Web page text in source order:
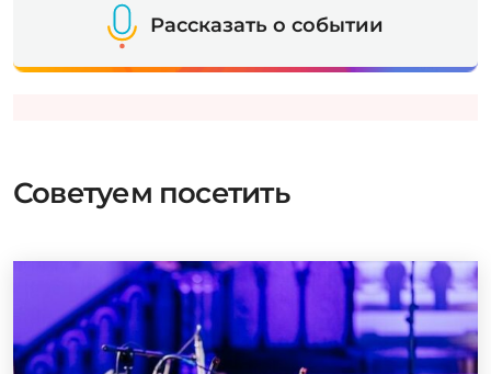
Рассказать о событии
Советуем посетить